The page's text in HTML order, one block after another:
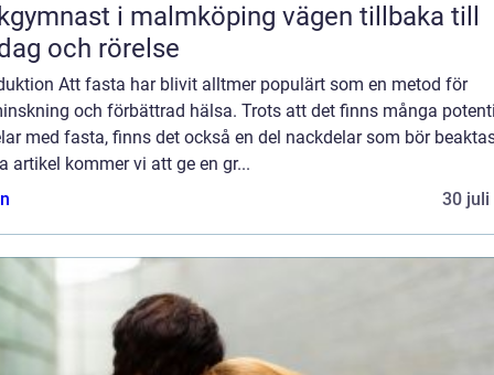
i malmköping vägen tillbaka till
och rörelse
Att fasta har blivit alltmer populärt som en metod för
och förbättrad hälsa. Trots att det finns många
med fasta, finns det också en del nackdelar som bör
artikel kommer vi att ge en gr...
30 juli